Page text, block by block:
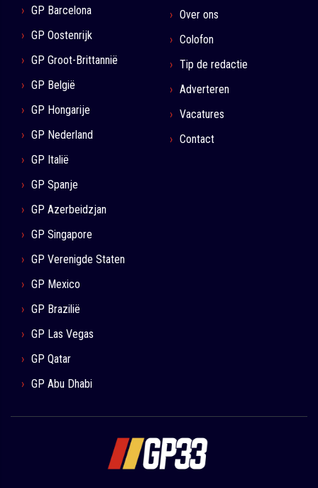
GP Barcelona
GP Oostenrijk
GP Groot-Brittannië
GP België
GP Hongarije
GP Nederland
GP Italië
GP Spanje
GP Azerbeidzjan
GP Singapore
GP Verenigde Staten
GP Mexico
GP Brazilië
GP Las Vegas
GP Qatar
GP Abu Dhabi
Over ons
Colofon
Tip de redactie
Adverteren
Vacatures
Contact